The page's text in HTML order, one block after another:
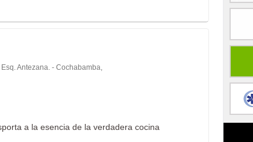
Antezana. - Cochabamba,
a la esencia de la verdadera cocina